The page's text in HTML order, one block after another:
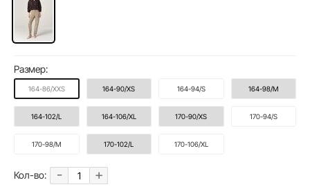
Размер:
164-86/XXS 164-90/XS 164-94/S 164-98/M
164-102/L 164-106/XL 170-90/XS 170-94/S
170-98/M 170-102/L 170-106/XL
Кол-во: - +